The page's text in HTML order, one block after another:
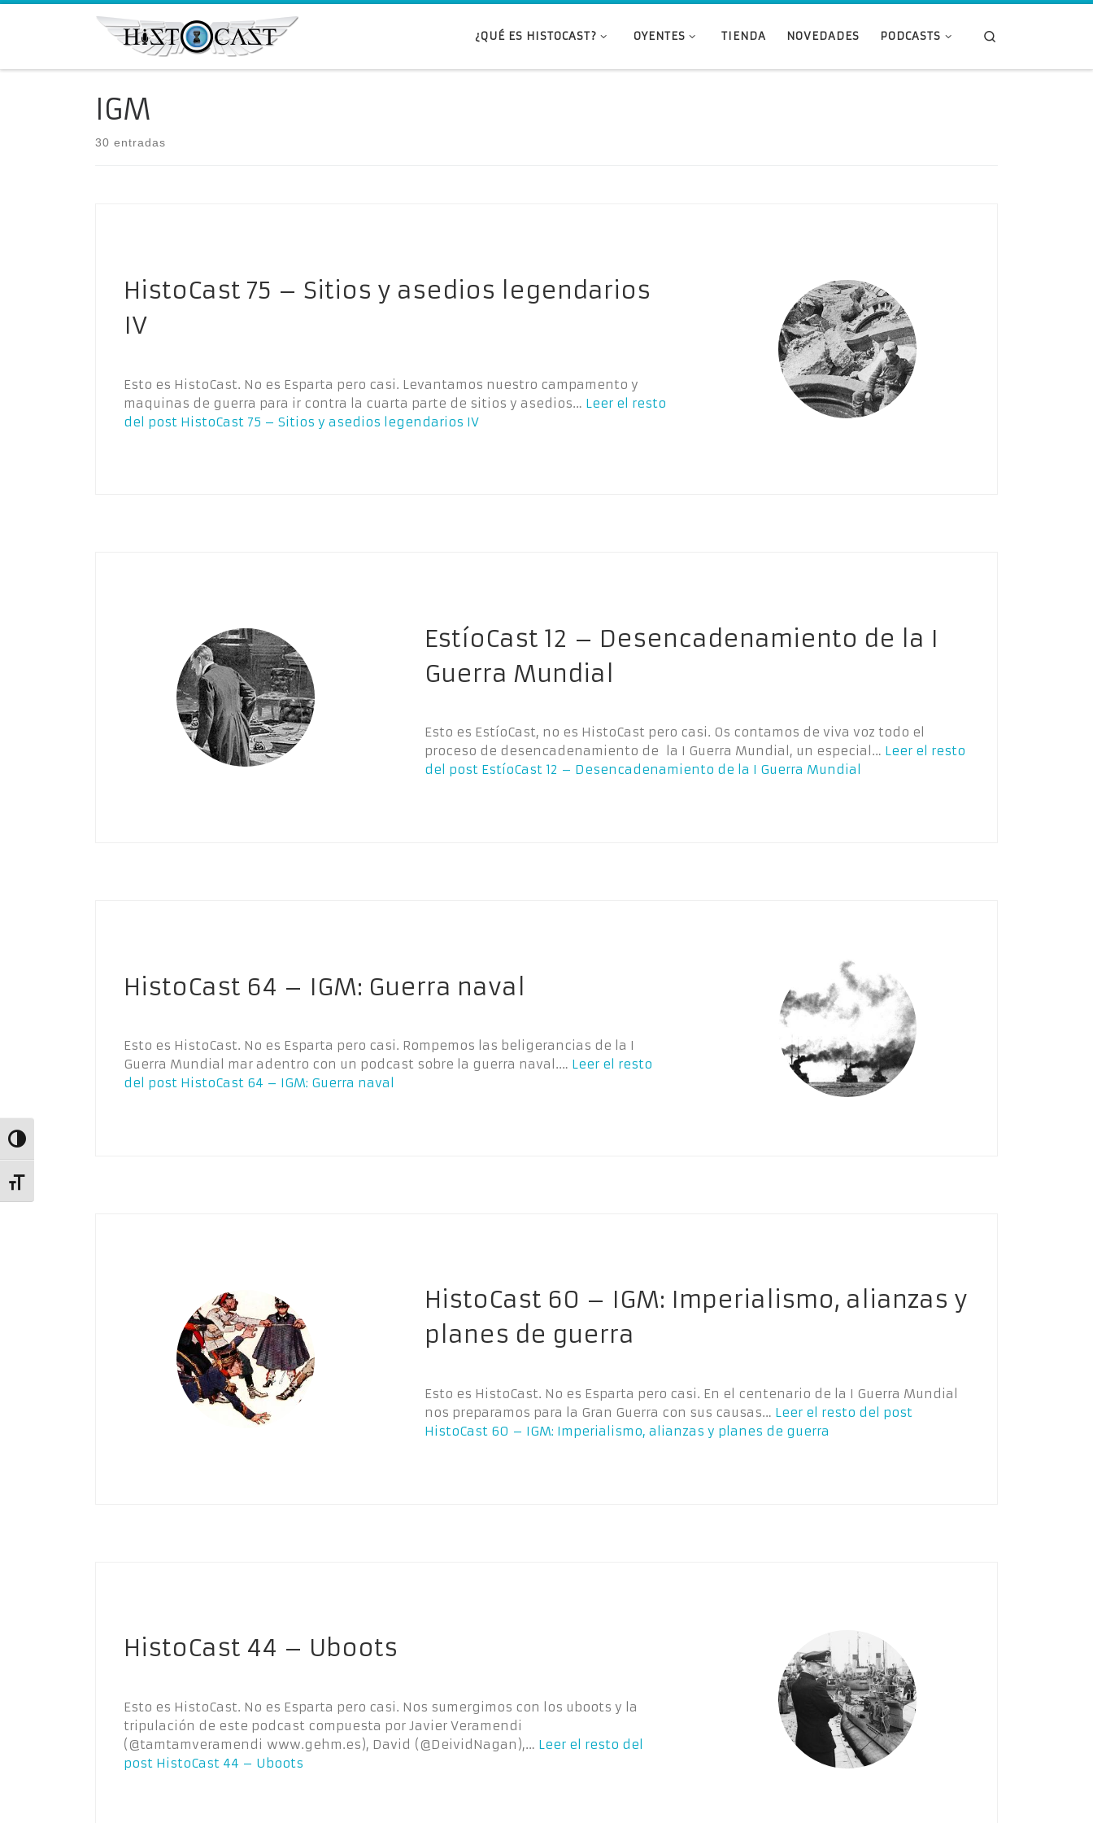
Alternar alto contraste
Alternar tamaño de letra
Saltar al contenido
¿QUÉ ES HISTOCAST? OYENTES TIENDA NOVEDADES PODCASTS
IGM
30 entradas
HistoCast 75 – Sitios y asedios legendarios
IV
Esto es HistoCast. No es Esparta pero casi. Levantamos nuestro campamento y
maquinas de guerra para ir contra la cuarta parte de sitios y asedios… Leer el resto
del post HistoCast 75 – Sitios y asedios legendarios IV
EstíoCast 12 – Desencadenamiento de la I
Guerra Mundial
Esto es EstíoCast, no es HistoCast pero casi. Os contamos de viva voz todo el
proceso de desencadenamiento de la I Guerra Mundial, un especial… Leer el resto
del post EstíoCast 12 – Desencadenamiento de la I Guerra Mundial
HistoCast 64 – IGM: Guerra naval
Esto es HistoCast. No es Esparta pero casi. Rompemos las beligerancias de la I
Guerra Mundial mar adentro con un podcast sobre la guerra naval.… Leer el resto
del post HistoCast 64 – IGM: Guerra naval
HistoCast 60 – IGM: Imperialismo, alianzas y
planes de guerra
Esto es HistoCast. No es Esparta pero casi. En el centenario de la I Guerra Mundial
nos preparamos para la Gran Guerra con sus causas… Leer el resto del post
HistoCast 60 – IGM: Imperialismo, alianzas y planes de guerra
HistoCast 44 – Uboots
Esto es HistoCast. No es Esparta pero casi. Nos sumergimos con los uboots y la
tripulación de este podcast compuesta por Javier Veramendi
(@tamtamveramendi www.gehm.es), David (@DeividNagan),… Leer el resto del
post HistoCast 44 – Uboots